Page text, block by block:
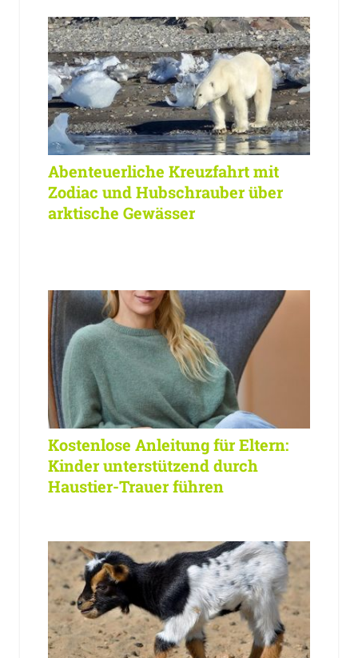
Abenteuerliche Kreuzfahrt mit
Zodiac und Hubschrauber über
arktische Gewässer
Kostenlose Anleitung für Eltern:
Kinder unterstützend durch
Haustier-Trauer führen